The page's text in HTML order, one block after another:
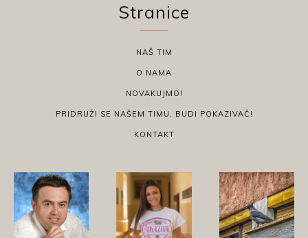
Stranice
NAŠ TIM
O NAMA
NOVAKUJMO!
PRIDRUŽI SE NAŠEM TIMU, BUDI POKAZIVAČ!
KONTAKT